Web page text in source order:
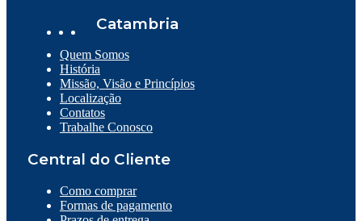
Catambria
Quem Somos
História
Missão, Visão e Princípios
Localização
Contatos
Trabalhe Conosco
Central do Cliente
Como comprar
Formas de pagamento